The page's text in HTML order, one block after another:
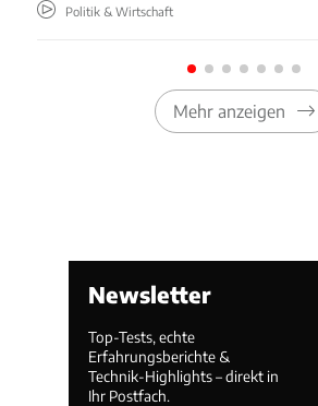
Politik & Wirtschaft
Mehr anzeigen
Newsletter
Top-Tests, echte
Erfahrungsberichte &
Technik-Highlights – direkt in
Ihr Postfach.